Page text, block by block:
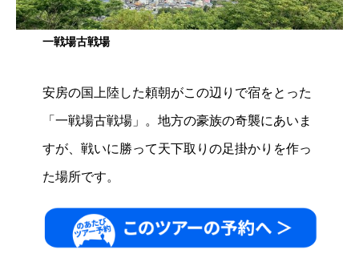
一戦場古戦場
安房の国上陸した頼朝がこの辺りで宿をとった
「一戦場古戦場」。地方の豪族の奇襲にあいま
すが、戦いに勝って天下取りの足掛かりを作っ
た場所です。